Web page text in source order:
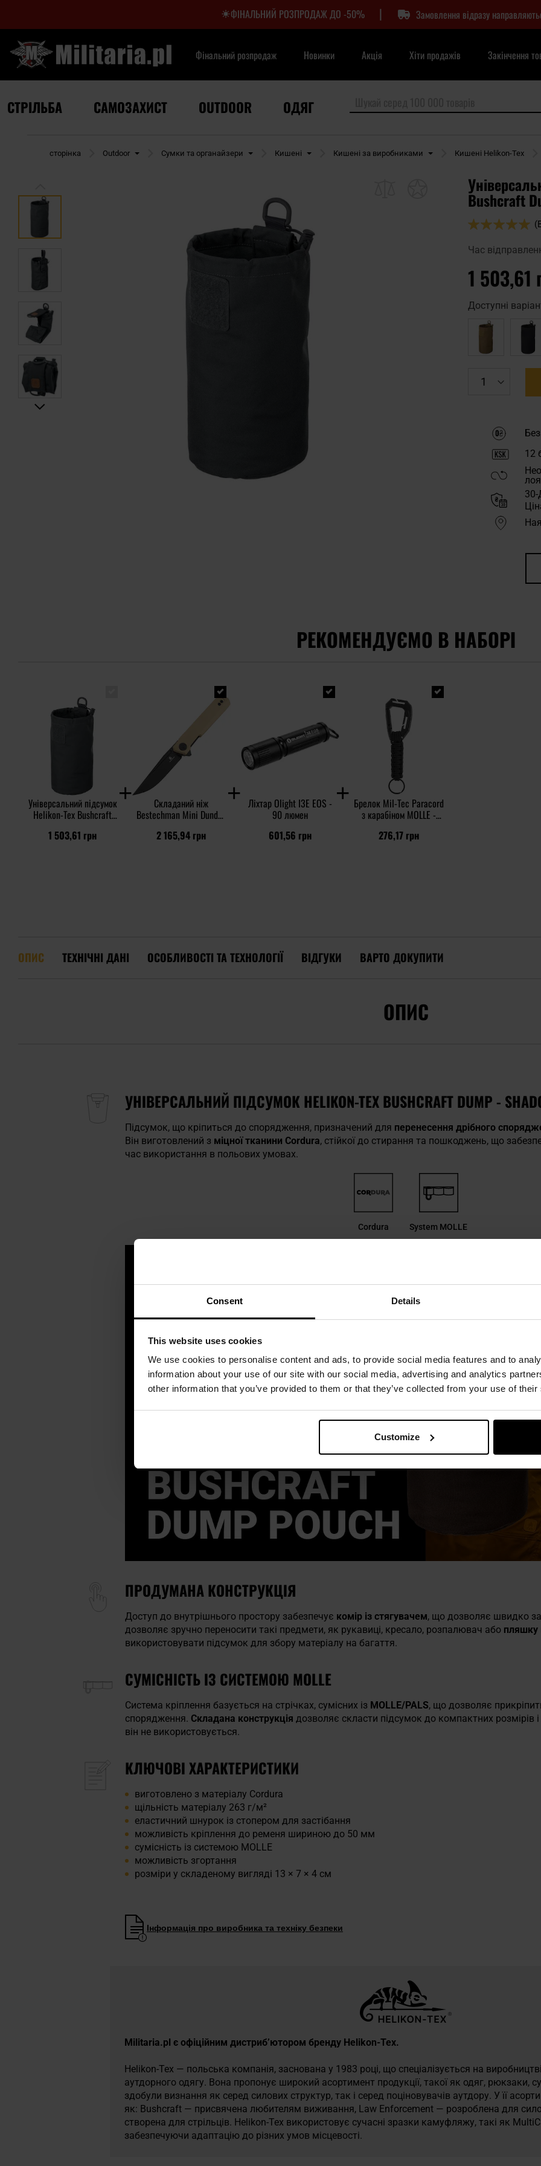
Consent Details
This website uses cookies
We use cookies to personalise content and ads, to provide social media features and to
information about your use of our site with our social media, advertising and analytics
other information that you’ve provided to them or that they’ve collected from your use of
Customize
ФІНАЛЬНИЙ РОЗПРОДАЖ ДО -50% | Замовлення відразу
Фінальний розпродаж Новинки Акція Хіти продажів Закінчення
СТРІЛЬБА САМОЗАХИСТ OUTDOOR ОДЯГ
Домашня сторінка Outdoor Сумки та органайзери Кишені Кишені за виробниками Кишені Helikon-Tex
Bushcraft
Оцінка:
Час
1 503,61
Доступні
12
30-
РЕКОМЕНДУЄМО В НАБОРІ
Універсальний підсумок
Helikon-Tex Bushcraft
1 503,61 грн
Складаний ніж
Bestechman Mini Dundee
2 165,94 грн
Ліхтар Olight I3E EOS -
90 люмен
601,56 грн
Брелок Mil-Tec Paracord
з карабіном MOLLE -
276,17 грн
ОПИС ТЕХНІЧНІ ДАНІ ОСОБЛИВОСТІ ТА ТЕХНОЛОГІЇ ВІДГУКИ ВАРТО ДОКУПИТИ
ОПИС
УНІВЕРСАЛЬНИЙ ПІДСУМОК HELIKON-TEX BUSHCRAFT DUMP -
Підсумок, що кріпиться до спорядження, призначений для перенесення дрібного
Він виготовлений з міцної тканини Cordura, стійкої до стирання та пошкоджень, що
час використання в польових умовах.
Cordura System MOLLE
ПРОДУМАНА КОНСТРУКЦІЯ
Доступ до внутрішнього простору забезпечує комір із стягувачем, що дозволяє швидко
дозволяє зручно переносити такі предмети, як рукавиці, кресало, розпалювач або пляшку
використовувати підсумок для збору матеріалу на багаття.
СУМІСНІСТЬ ІЗ СИСТЕМОЮ MOLLE
Система кріплення базується на стрічках, сумісних із MOLLE/PALS, що дозволяє
спорядження. Складана конструкція дозволяє скласти підсумок до компактних розмірів
він не використовується.
КЛЮЧОВІ ХАРАКТЕРИСТИКИ
виготовлено з матеріалу Cordurа
щільність матеріалу 263 г/м²
еластичний шнурок із стопером для застібання
можливість кріплення до ременя шириною до 50 мм
сумісність із системою MOLLE
можливість згортання
розміри у складеному вигляді 13 × 7 × 4 см
Інформація про виробника та техніку безпеки
Militaria.pl є офіційним дистриб’ютором бренду Helikon-Tex.
Helikon-Tex — польська компанія, заснована у 1983 році, що спеціалізується на
аутдорного одягу. Вона пропонує широкий асортимент продукції, такої як одяг, рюкзаки,
здобули визнання як серед силових структур, так і серед поціновувачів аутдору. У її
як: Bushcraft — присвячена любителям виживання, Law Enforcement — розроблена для
створена для стрільців. Helikon-Tex використовує сучасні зразки камуфляжу, такі як
забезпечуючи адаптацію до різних умов місцевості.